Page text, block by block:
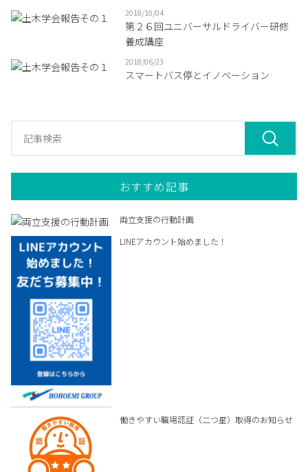
2018/10/04
第２６回ユニバーサルドライバー研修
養成講座
2018/06/23
スマートバス停とイノベーション
おすすめ記事
両立支援の行動計画
LINEアカウント始めました！
働きやすい職場認証（二つ星）取得のお知らせ